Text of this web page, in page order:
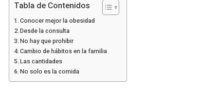
Tabla de Contenidos
Conocer mejor la obesidad
Desde la consulta
No hay que prohibir
Cambio de hábitos en la familia
Las cantidades
No solo es la comida